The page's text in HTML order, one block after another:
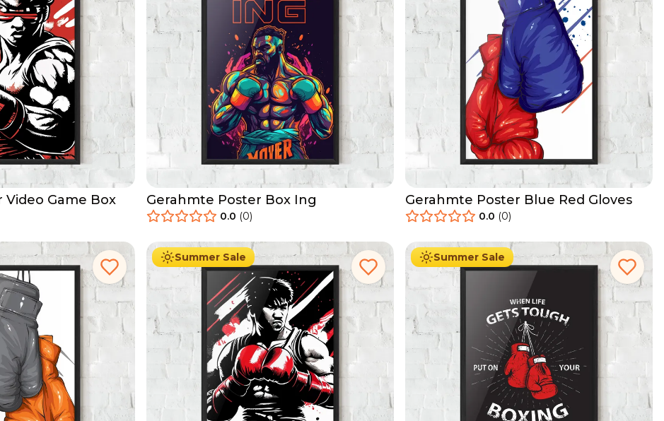
Game Box Gerahmte Poster Box Ing
0.0 (0)
Gerahmte Poster Blue Red Gloves
0.0 (0)
Summer Sale
Ab 49.90 € 29.90
Summer Sale
Ab 49.90 € 29.90